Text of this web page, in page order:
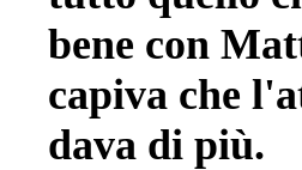
bene con
capiva che
dava di più.